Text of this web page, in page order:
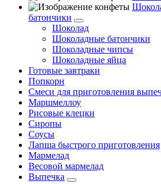
батончики
Шоколад
Шоколадные батончики
Шоколадные чипсы
Шоколадные яйца
Готовые завтраки
Попкорн
Смеси для приготовления
Маршмеллоу
Рисовые клецки
Сиропы
Соусы
Лапша быстрого приготовления
Мармелад
Весовой мармелад
Выпечка